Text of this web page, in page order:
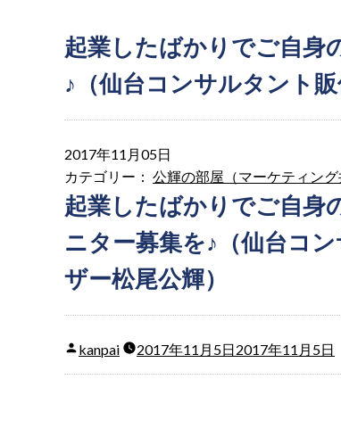
起業したばかりでご自身
♪（仙台コンサルタント
2017年11月05日
カテゴリー： 公輝の部屋（マーケティング
起業したばかりでご自身
ニター募集を♪（仙台コ
ザー松尾公輝）
kanpai 2017年11月5日2017年11月5日